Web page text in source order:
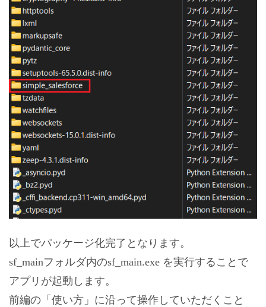
以上でパッケージ化完了となります。
sf_mainフォルダ内のsf_main.exe を実行することで
アプリが起動します。
前編の「使い方」に沿って操作していただくこと